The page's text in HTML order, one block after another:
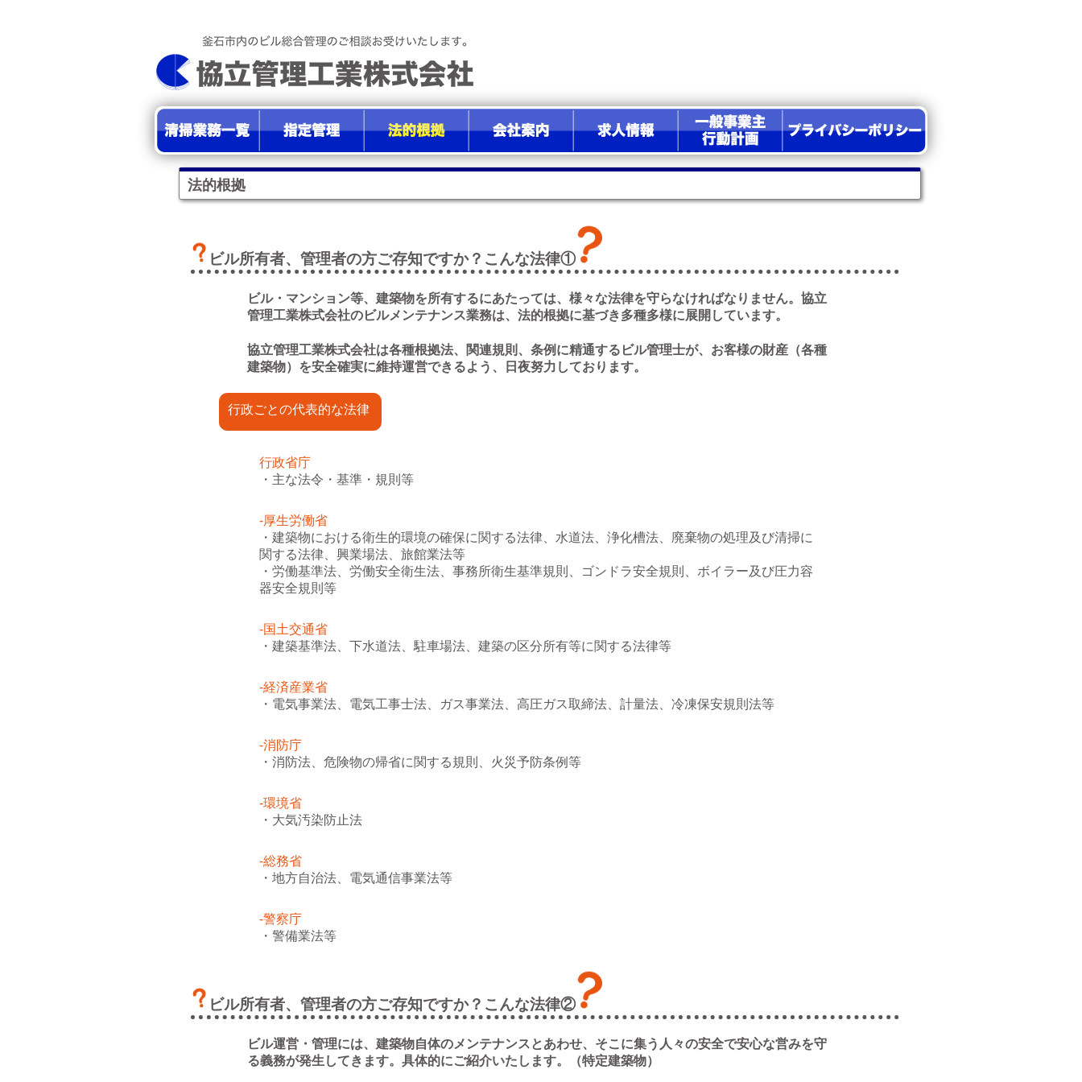
法的根拠
ビル所有者、管理者の方ご存知ですか？こんな法律①
ビル・マンション等、建築物を所有するにあたっては、様々な法律を守らなければなりません。協立
管理工業株式会社のビルメンテナンス業務は、法的根拠に基づき多種多様に展開しています。
協立管理工業株式会社は各種根拠法、関連規則、条例に精通するビル管理士が、お客様の財産（各種
建築物）を安全確実に維持運営できるよう、日夜努力しております。
行政ごとの代表的な法律
行政省庁
・主な法令・基準・規則等
-厚生労働省
・建築物における衛生的環境の確保に関する法律、水道法、浄化槽法、廃棄物の処理及び清掃に
関する法律、興業場法、旅館業法等
・労働基準法、労働安全衛生法、事務所衛生基準規則、ゴンドラ安全規則、ボイラー及び圧力容
器安全規則等
-国土交通省
・建築基準法、下水道法、駐車場法、建築の区分所有等に関する法律等
-経済産業省
・電気事業法、電気工事士法、ガス事業法、高圧ガス取締法、計量法、冷凍保安規則法等
-消防庁
・消防法、危険物の帰省に関する規則、火災予防条例等
-環境省
・大気汚染防止法
-総務省
・地方自治法、電気通信事業法等
-警察庁
・警備業法等
ビル所有者、管理者の方ご存知ですか？こんな法律②
ビル運営・管理には、建築物自体のメンテナンスとあわせ、そこに集う人々の安全で安心な営みを守
る義務が発生してきます。具体的にご紹介いたします。（特定建築物）